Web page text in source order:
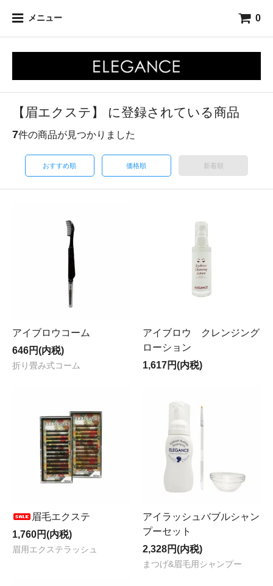
メニュー 0
【眉エクステ】 に登録されている商品
7件の商品が見つかりました
おすすめ順 価格順 新着順
アイブロウコーム
646円(内税)
折り畳み式コーム
アイブロウ クレンジング
ローション
1,617円(内税)
眉毛エクステ
1,760円(内税)
眉用エクステラッシュ
アイラッシュバブルシャン
プーセット
2,328円(内税)
まつげ&眉毛用シャンプー